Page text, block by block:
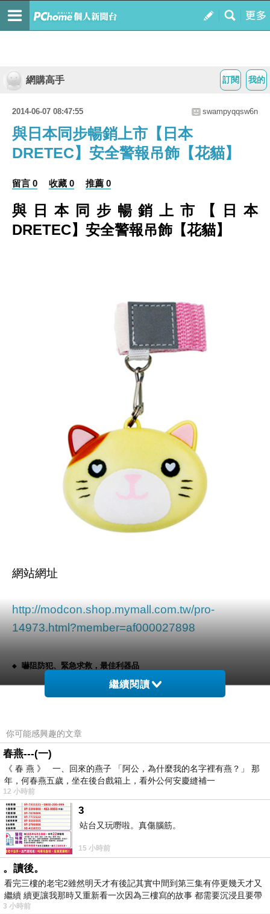
我的
訂閱
網購高手
2014-06-07 08:47:55 swampyqqsw6n
與日本同步暢銷上市【日本
DRETEC】安全警報吊飾【花貓】
留言 0 收藏 0 推薦 0
與日本同步暢銷上市【日本
DRETEC】安全警報吊飾【花貓】
網站網址
http://modcon.shop.mymall.com.tw/pro-
14973.html?member=af000027898
◆ 嚇阻防犯、緊急求救，最佳利器品
◆ 超高頻率音量(85-90分貝)，連續響鳴時間120分鐘以上
◆ 特別推薦的優良商品–自用、餽贈家人及親友最佳商品
摩肯生活館網站網址
繼續閱讀
你可能感興趣的文章
春燕---(一)
《 春 燕 》 一、回來的燕子 「阿公，為什麼我的名字裡有燕？」 那
年，何春燕五歲，坐在後台戲箱上，看外公何安慶縫補一
12 小時前
3
站台又玩嘢啦。真傷腦筋。
15 小時前
。讀後。
看完三樓的老宅2雖然明天才有後記其實中間到第三集有停更幾天才又
繼續 續更讓我那時又重新看一次因為三樓寫的故事 都需要沉浸且要帶
有
3 小時前